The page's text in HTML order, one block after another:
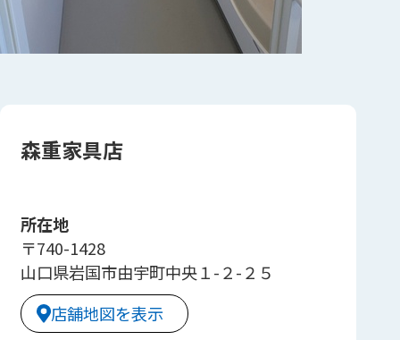
森重家具店
所在地
〒740-1428
山口県岩国市由宇町中央１-２-２５
店舗地図を表示